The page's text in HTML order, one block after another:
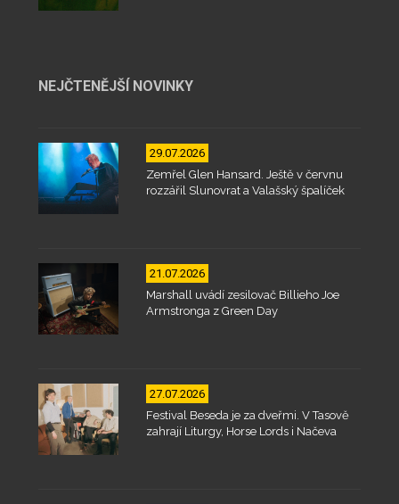
NEJČTENĚJŠÍ NOVINKY
29.07.2026
Zemřel Glen Hansard. Ještě v červnu
rozzářil Slunovrat a Valašský špalíček
21.07.2026
Marshall uvádí zesilovač Billieho Joe
Armstronga z Green Day
27.07.2026
Festival Beseda je za dveřmi. V Tasově
zahrají Liturgy, Horse Lords i Načeva